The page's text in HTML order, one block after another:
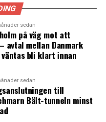
mellan städerna.
regionen har enats
där det
en fast förbindelse
Det är även den
analysarbete som
överens om att påbörja.
tittar man både på
järnvägsförbindelse för
när det gäller er
sedan
på väg mot att
avtal mellan Danmark
väntas bli klart innan
sedan
till
Bält-tunneln minst